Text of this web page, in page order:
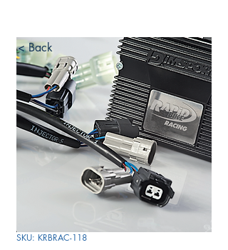
SKU: KRBRAC-118
< Back